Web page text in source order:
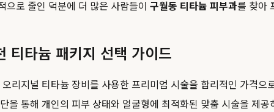
으로 줄인 덕분에 더 많은 사람들이 구월동 티타늄 피부과를 찾아
티타늄 패키지 선택 가이드
오리지널 티타늄 장비를 사용한 프리미엄 시술을 합리적인 가격으
을 통해 개인의 피부 상태와 얼굴형에 최적화된 맞춤 시술을 제